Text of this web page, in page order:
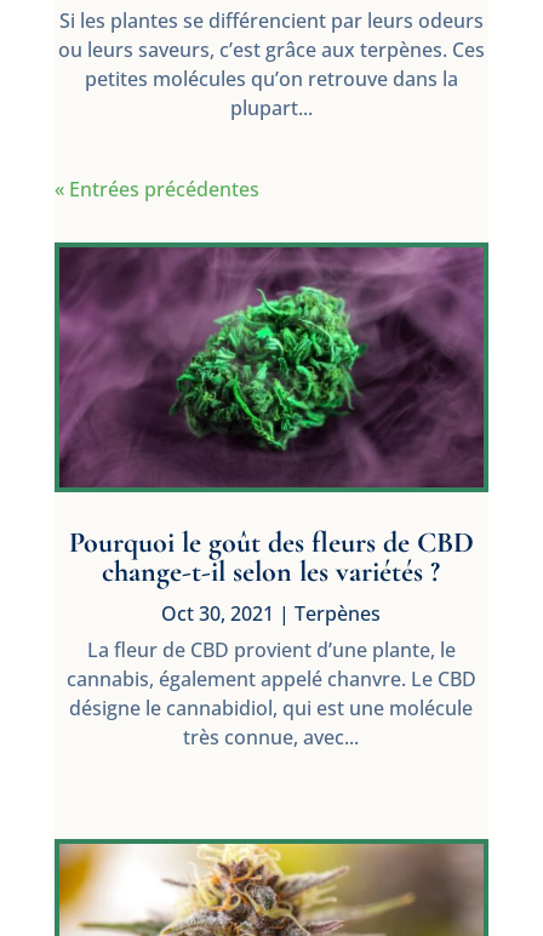
Si les plantes se différencient par leurs odeurs
ou leurs saveurs, c’est grâce aux terpènes. Ces
petites molécules qu’on retrouve dans la
plupart...
« Entrées précédentes
Pourquoi le goût des fleurs de CBD
change-t-il selon les variétés ?
Oct 30, 2021 |Terpènes
La fleur de CBD provient d’une plante, le
cannabis, également appelé chanvre. Le CBD
désigne le cannabidiol, qui est une molécule
très connue, avec...